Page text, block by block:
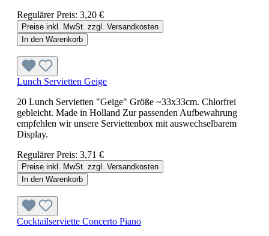
Regulärer Preis: 3,20 €
Preise inkl. MwSt. zzgl. Versandkosten
In den Warenkorb
Lunch Servietten Geige
20 Lunch Servietten "Geige" Größe ~33x33cm. Chlorfrei
gebleicht. Made in Holland Zur passenden Aufbewahrung
empfehlen wir unsere Serviettenbox mit auswechselbarem
Display.
Regulärer Preis: 3,71 €
Preise inkl. MwSt. zzgl. Versandkosten
In den Warenkorb
Cocktailserviette Concerto Piano